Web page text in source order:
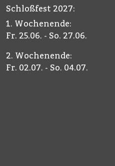
Schloßfest 2027:
1. Wochenende:
Fr. 25.06. - So. 27.06.
2. Wochenende:
Fr. 02.07. - So. 04.07.